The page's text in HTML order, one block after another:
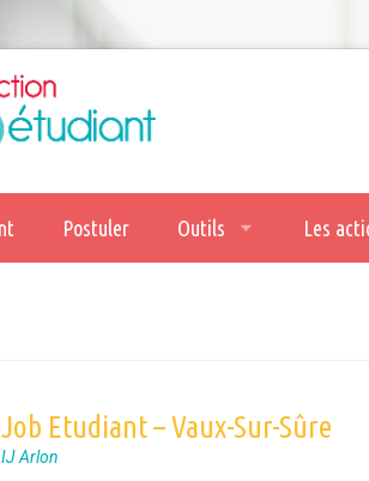
Postuler Outils Les
Etudiant – Vaux-Sur-Sûre
IJ Arlon